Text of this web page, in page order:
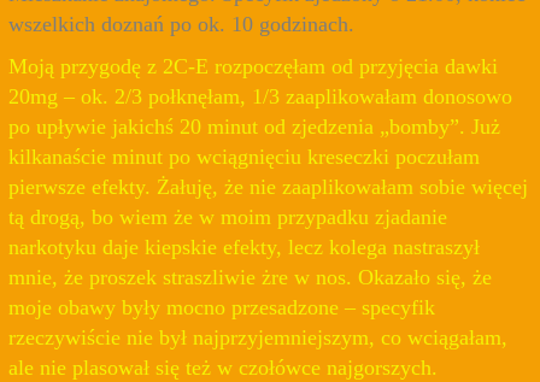
wszelkich doznań po ok. 10 godzinach.
Moją przygodę z 2C-E rozpoczęłam od przyjęcia dawki
20mg – ok. 2/3 połknęłam, 1/3 zaaplikowałam donosowo
po upływie jakichś 20 minut od zjedzenia „bomby”. Już
kilkanaście minut po wciągnięciu kreseczki poczułam
pierwsze efekty. Żałuję, że nie zaaplikowałam sobie więcej
tą drogą, bo wiem że w moim przypadku zjadanie
narkotyku daje kiepskie efekty, lecz kolega nastraszył
mnie, że proszek straszliwie żre w nos. Okazało się, że
moje obawy były mocno przesadzone – specyfik
rzeczywiście nie był najprzyjemniejszym, co wciągałam,
ale nie plasował się też w czołówce najgorszych.